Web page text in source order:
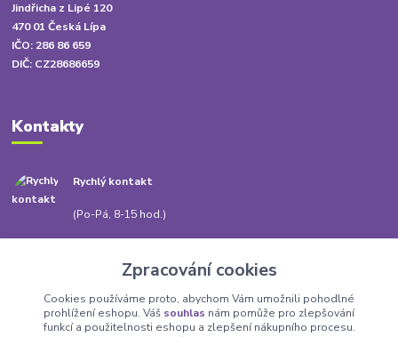
Jindřicha z Lipé 120
470 01 Česká Lípa
IČO: 286 86 659
DIČ: CZ28686659
Kontakty
Rychlý kontakt
(Po-Pá, 8-15 hod.)
Zpracování cookies
Cookies používáme proto, abychom Vám umožnili pohodlné
prohlížení eshopu. Váš souhlas nám pomůže pro zlepšování
funkcí a použitelnosti eshopu a zlepšení nákupního procesu.